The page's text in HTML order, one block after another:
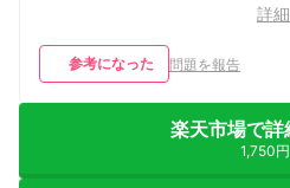
詳
参考になった 問題を報告
楽天市場で詳
1,750円